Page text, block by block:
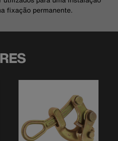
fixação permanente.